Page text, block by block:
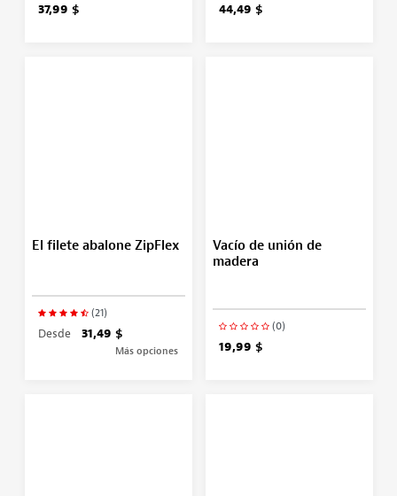
37,99 $ 44,49 $
El filete abalone ZipFlex
(21)
Desde 31,49 $
Más opciones
Vacío de unión de
madera
(0)
19,99 $